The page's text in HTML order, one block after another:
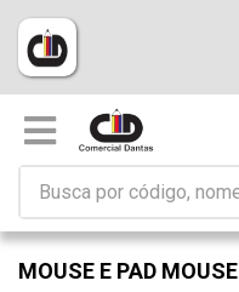
MOUSE E PAD